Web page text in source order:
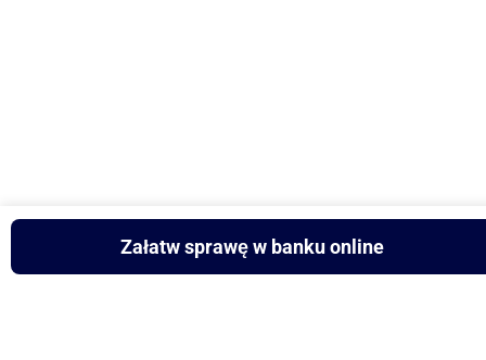
Załatw sprawę w banku online